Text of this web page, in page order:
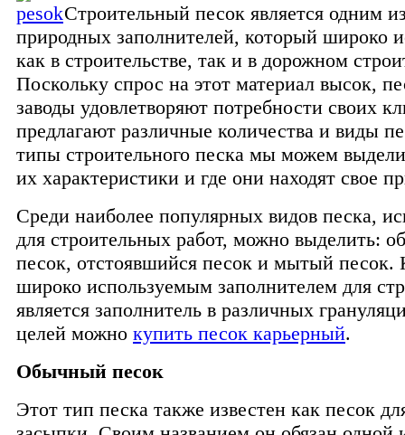
Строительный песок является одним
природных заполнителей, который широко
как в строительстве, так и в дорожном
Поскольку спрос на этот материал высок,
заводы удовлетворяют потребности своих
предлагают различные количества и виды
типы строительного песка мы можем
их характеристики и где они находят свое
Среди наиболее популярных видов песка,
для строительных работ, можно выделить:
песок, отстоявшийся песок и мытый песок.
широко используемым заполнителем для
является заполнитель в различных
целей можно купить песок карьерный.
Обычный песок
Этот тип песка также известен как песок